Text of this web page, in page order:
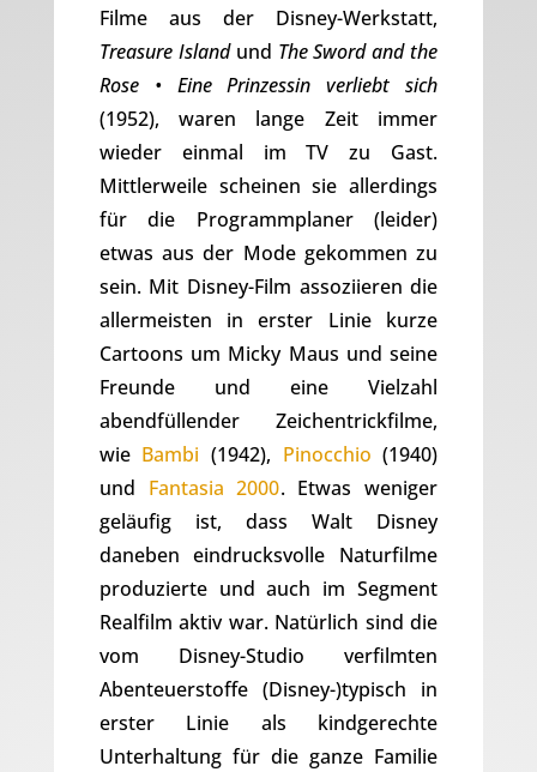
Filme aus der Disney-Werkstatt,
Treasure Islandund The Sword and the
Rose • Eine Prinzessin verliebt sich
(1952), waren lange Zeit immer
wieder einmal im TV zu Gast.
Mittlerweile scheinen sie allerdings
für die Programmplaner (leider)
etwas aus der Mode gekommen zu
sein. Mit Disney-Film assoziieren die
allermeisten in erster Linie kurze
Cartoons um Micky Maus und seine
Freunde und eine Vielzahl
abendfüllender Zeichentrickfilme,
wie Bambi (1942), Pinocchio (1940)
und Fantasia 2000. Etwas weniger
geläufig ist, dass Walt Disney
daneben eindrucksvolle Naturfilme
produzierte und auch im Segment
Realfilm aktiv war. Natürlich sind die
vom Disney-Studio verfilmten
Abenteuerstoffe (Disney-)typisch in
erster Linie als kindgerechte
Unterhaltung für die ganze Familie